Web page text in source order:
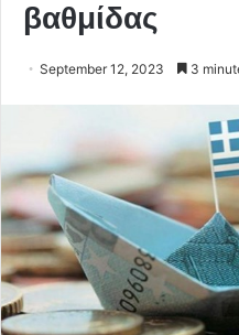
βαθμίδας
September 12, 2023 3